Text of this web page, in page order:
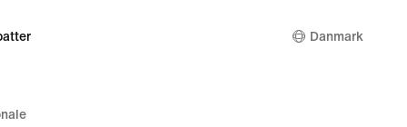
Danmark